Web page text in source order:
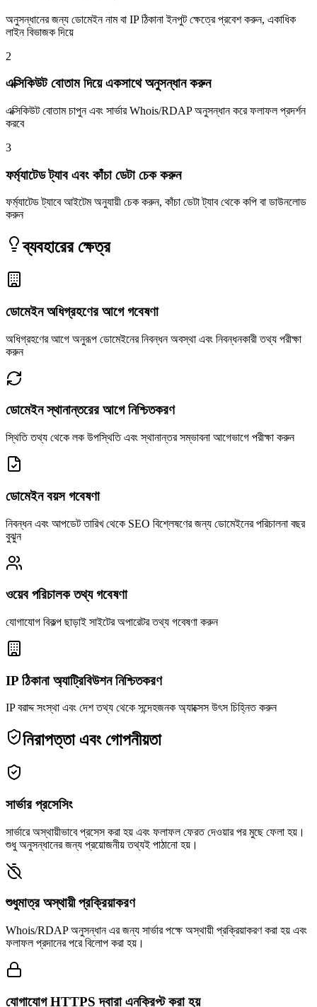
অনুসন্ধানের জন্য ডোমেইন নাম বা IP ঠিকানা ইনপুট ক্ষেত্রে প্রবেশ করুন, একাধিক
লাইন বিভাজক দিয়ে
2
এক্সিকিউট বোতাম দিয়ে একসাথে অনুসন্ধান করুন
এক্সিকিউট বোতাম চাপুন এবং সার্ভার Whois/RDAP অনুসন্ধান করে ফলাফল প্রদর্শন
করবে
3
ফর্ম্যাটেড ট্যাব এবং কাঁচা ডেটা চেক করুন
ফর্ম্যাটেড ট্যাবে আইটেম অনুযায়ী চেক করুন, কাঁচা ডেটা ট্যাব থেকে কপি বা ডাউনলোড
করুন
ব্যবহারের ক্ষেত্র
ডোমেইন অধিগ্রহণের আগে গবেষণা
অধিগ্রহণের আগে অনুরূপ ডোমেইনের নিবন্ধন অবস্থা এবং নিবন্ধনকারী তথ্য পরীক্ষা
করুন
ডোমেইন স্থানান্তরের আগে নিশ্চিতকরণ
স্থিতি তথ্য থেকে লক উপস্থিতি এবং স্থানান্তর সম্ভাবনা আগেভাগে পরীক্ষা করুন
ডোমেইন বয়স গবেষণা
নিবন্ধন এবং আপডেট তারিখ থেকে SEO বিশ্লেষণের জন্য ডোমেইনের পরিচালনা বছর
বুঝুন
ওয়েব পরিচালক তথ্য গবেষণা
যোগাযোগ বিকল্প ছাড়াই সাইটের অপারেটর তথ্য গবেষণা করুন
IP ঠিকানা অ্যাট্রিবিউশন নিশ্চিতকরণ
IP বরাদ্দ সংস্থা এবং দেশ তথ্য থেকে সন্দেহজনক অ্যাক্সেস উৎস চিহ্নিত করুন
নিরাপত্তা এবং গোপনীয়তা
সার্ভার প্রসেসিং
সার্ভারে অস্থায়ীভাবে প্রসেস করা হয় এবং ফলাফল ফেরত দেওয়ার পর মুছে ফেলা হয়।
শুধু অনুসন্ধানের জন্য প্রয়োজনীয় তথ্যই পাঠানো হয়।
শুধুমাত্র অস্থায়ী প্রক্রিয়াকরণ
Whois/RDAP অনুসন্ধান এর জন্য সার্ভার পক্ষে অস্থায়ী প্রক্রিয়াকরণ করা হয় এবং
ফলাফল প্রদানের পরে বিলোপ করা হয়।
যোগাযোগ HTTPS দ্বারা এনক্রিপ্ট করা হয়